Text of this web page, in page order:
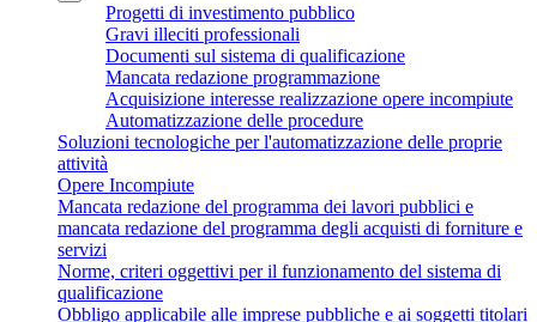
Progetti di investimento pubblico
Gravi illeciti professionali
Documenti sul sistema di qualificazione
Mancata redazione programmazione
Acquisizione interesse realizzazione opere incompiute
Automatizzazione delle procedure
Soluzioni tecnologiche per l'automatizzazione delle proprie
attività
Opere Incompiute
Mancata redazione del programma dei lavori pubblici e
mancata redazione del programma degli acquisti di forniture e
servizi
Norme, criteri oggettivi per il funzionamento del sistema di
qualificazione
Obbligo applicabile alle imprese pubbliche e ai soggetti titolari